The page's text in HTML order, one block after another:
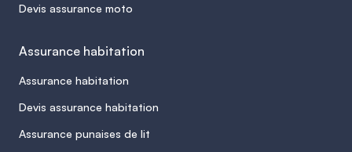
Devis assurance moto
Assurance habitation
Assurance habitation
Devis assurance habitation
Assurance punaises de lit